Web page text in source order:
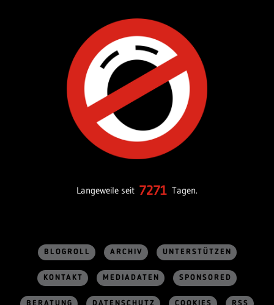
Langeweile seit 7271 Tagen.
BLOGROLL ARCHIV UNTERSTÜTZEN
KONTAKT MEDIADATEN SPONSORED